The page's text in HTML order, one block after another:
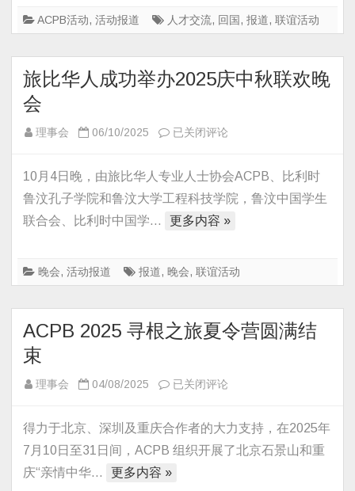
交
研
讨
比
时
成
功
ACPB活动, 活动报道 人才交流, 回国, 报道, 联谊活动
旅比华人成功举办2025庆中秋联欢晚
会
理事会 06/10/2025
旅
华
人
功
办
庆
中
欢
会
已关闭评论
10月4日晚，由旅比华人专业人士协会ACPB、比利时
鲁汶孔子学院和鲁汶大学工程科技学院，鲁汶中国学生
联合会、比利时中国学…
更多内容 »
晚会, 活动报道 报道, 晚会, 联谊活动
ACPB 2025 寻根之旅夏令营圆满结
束
理事会 04/08/2025
ACPB
寻
根
已关闭评论
得力于北京、深圳及重庆合作者的大力支持，在2025年
7月10日至31日间，ACPB 组织开展了北京石景山和重
庆“亲情中华…
更多内容 »